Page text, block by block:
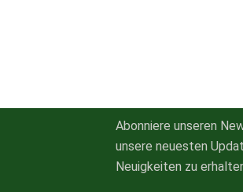
Abonniere unseren
unsere neuesten
Neuigkeiten zu